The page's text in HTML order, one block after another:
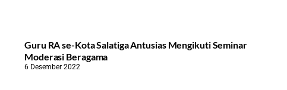
Guru RA se-Kota Salatiga Antusias Mengikuti Seminar
Moderasi Beragama
6 Desember 2022